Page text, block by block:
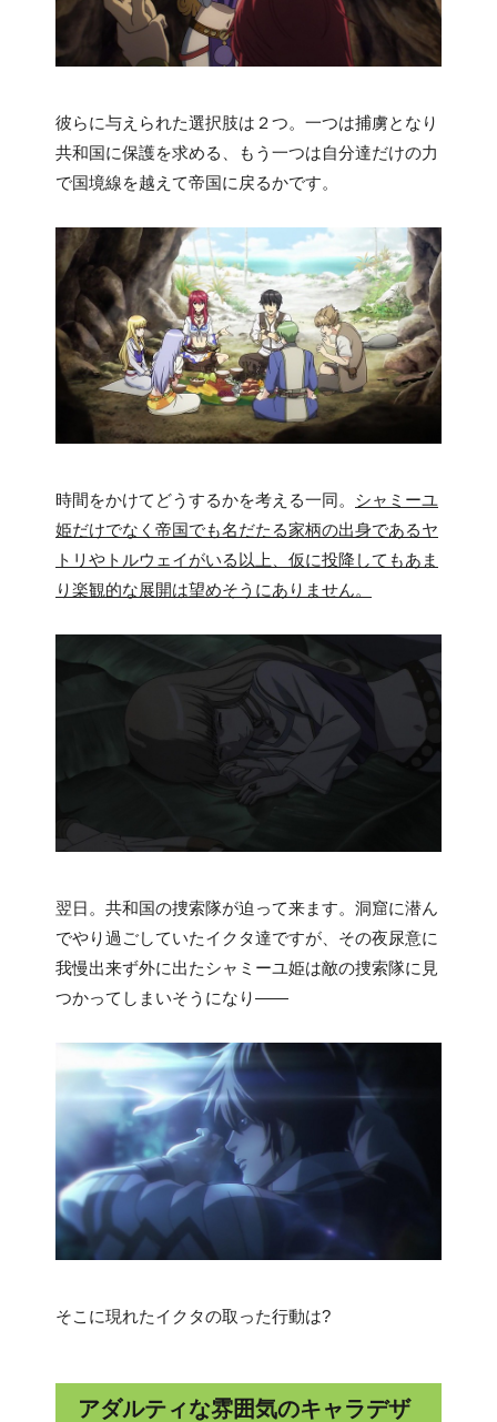
彼らに与えられた選択肢は２つ。一つは捕虜となり
共和国に保護を求める、もう一つは自分達だけの力
で国境線を越えて帝国に戻るかです。
時間をかけてどうするかを考える一同。 シャミーユ
姫だけでなく帝国でも名だたる家柄の出身であるヤ
トリやトルウェイがいる以上、仮に投降してもあま
り楽観的な展開は望めそうにありません。
翌日。共和国の捜索隊が迫って来ます。洞窟に潜ん
でやり過ごしていたイクタ達ですが、その夜尿意に
我慢出来ず外に出たシャミーユ姫は敵の捜索隊に見
つかってしまいそうになり――
そこに現れたイクタの取った行動は?
アダルティな雰囲気のキャラデザ